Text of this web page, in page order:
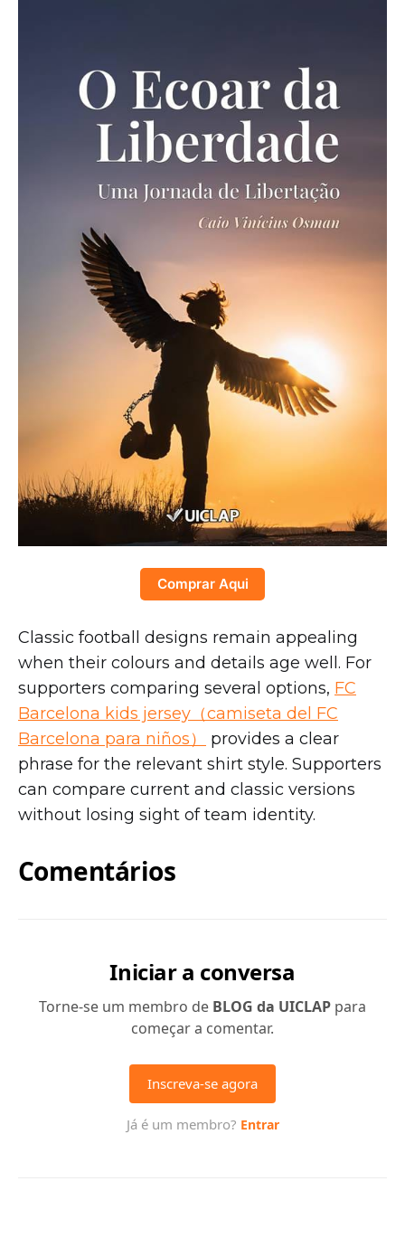
Comprar Aqui
Classic football designs remain appealing
when their colours and details age well. For
supporters comparing several options, FC
Barcelona kids jersey（camiseta del FC
Barcelona para niños）
provides a clear
phrase for the relevant shirt style. Supporters
can compare current and classic versions
without losing sight of team identity.